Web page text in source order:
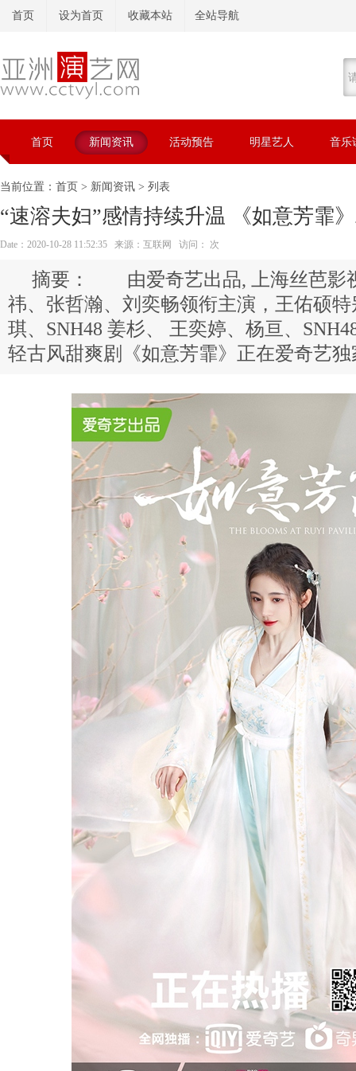
首页 设为首页 收藏本站 全站导航
首页 新闻资讯 活动预告 明星艺人 音乐
当前位置： 首页 > 新闻资讯 > 列表
“速溶夫妇”感情持续升温 《如意芳霏
Date：2020-10-28 11:52:35 来源：互联网 访问： 次
由爱奇艺出品, 上海丝芭影
祎、张哲瀚、刘奕畅领衔主演，王佑硕
琪、SNH48 姜杉、 王奕婷、杨亘、
轻古风甜爽剧《如意芳霏》正在爱奇艺独